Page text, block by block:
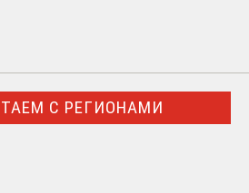
С РЕГИОНАМИ